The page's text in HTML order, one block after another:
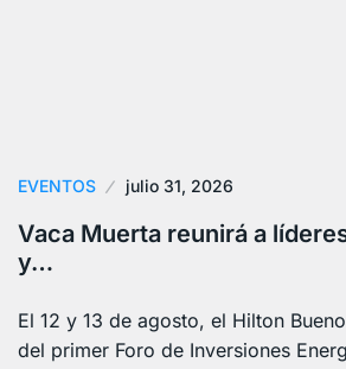
EVENTOS julio 31, 2026
Vaca Muerta reunirá a
y…
El 12 y 13 de agosto, el Hilton
del primer Foro de Inversiones